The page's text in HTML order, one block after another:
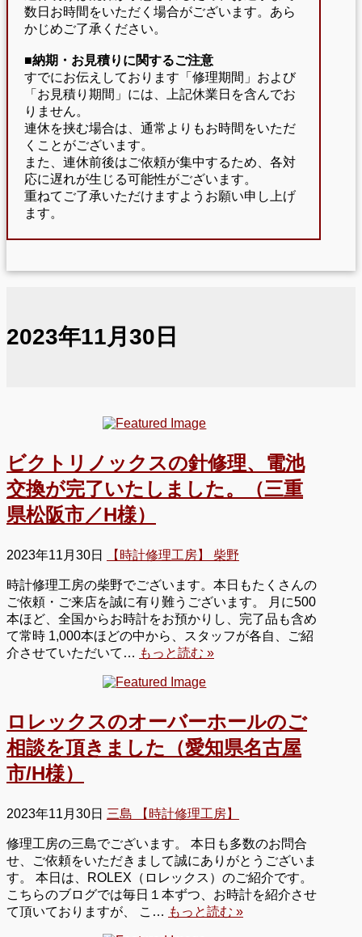
数日お時間をいただく場合がございます。あら
かじめご了承ください。
■納期・お見積りに関するご注意
すでにお伝えしております「修理期間」および
「お見積り期間」には、上記休業日を含んでお
りません。
連休を挟む場合は、通常よりもお時間をいただ
くことがございます。
また、連休前後はご依頼が集中するため、各対
応に遅れが生じる可能性がございます。
重ねてご了承いただけますようお願い申し上げ
ます。
2023年11月30日
ビクトリノックスの針修理、電池
交換が完了いたしました。（三重
県松阪市／H様）
2023年11月30日 【時計修理工房】 柴野
時計修理工房の柴野でございます。本日もたくさんの
ご依頼・ご来店を誠に有り難うございます。 月に500
本ほど、全国からお時計をお預かりし、完了品も含め
て常時 1,000本ほどの中から、スタッフが各自、ご紹
介させていただいて… もっと読む »
ロレックスのオーバーホールのご
相談を頂きました（愛知県名古屋
市/H様）
2023年11月30日 三島 【時計修理工房】
修理工房の三島でございます。 本日も多数のお問合
せ、ご依頼をいただきまして誠にありがとうございま
す。 本日は、ROLEX（ロレックス）のご紹介です。
こちらのブログでは毎日１本ずつ、お時計を紹介させ
て頂いておりますが、 こ… もっと読む »